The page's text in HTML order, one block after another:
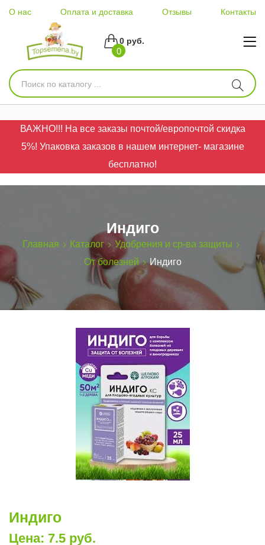
О нас Оплата и доставка Отзывы Контакты
0
0 руб.
ВАЖНО!!! На все заказы почтой/европочтой скидка
5%! Упаковка заказов в нашем интернет- магазине
бесплатно!
Индиго
Главная Каталог
Удобрения и ср-ва защиты
От болезней
Индиго
Индиго
Цена: 7.5 руб.